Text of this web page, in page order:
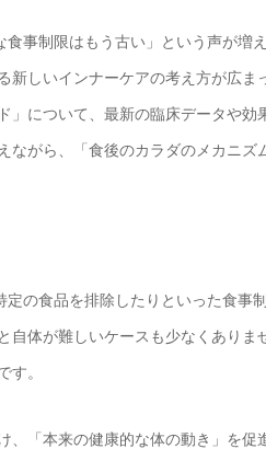
事制限はもう古い」という声が増
新しいインナーケアの考え方が広ま
」について、最新の臨床データや効
がら、「食後のカラダのメカニズ
の食品を排除したりといった食事
自体が難しいケースも少なくありま
す。
、「本来の健康的な体の動き」を促